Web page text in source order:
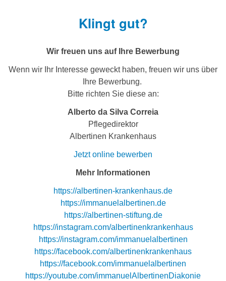
Klingt gut?
Wir freuen uns auf Ihre Bewerbung
Wenn wir Ihr Interesse geweckt haben, freuen wir uns über
Ihre Bewerbung.
Bitte richten Sie diese an:
Alberto da Silva Correia
Pflegedirektor
Albertinen Krankenhaus
Jetzt online bewerben
Mehr Informationen
https://albertinen-krankenhaus.de
https://immanuelalbertinen.de
https://albertinen-stiftung.de
https://instagram.com/albertinenkrankenhaus
https://instagram.com/immanuelalbertinen
https://facebook.com/albertinenkrankenhaus
https://facebook.com/immanuelalbertinen
https://youtube.com/immanuelAlbertinenDiakonie